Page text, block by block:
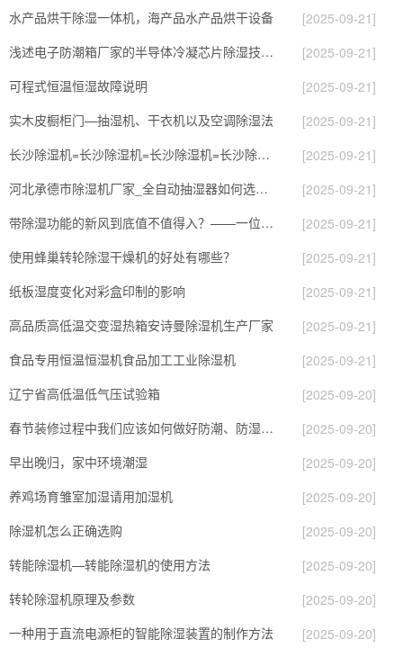
水产品烘干除湿一体机，海产品水产品烘干设备
[2025-09-21]
浅述电子防潮箱厂家的半导体冷凝芯片除湿技术优缺点
[2025-09-21]
可程式恒温恒湿故障说明
[2025-09-21]
实木皮橱柜门—抽湿机、干衣机以及空调除湿法
[2025-09-21]
长沙除湿机=长沙除湿机=长沙除湿机=长沙除湿机价格
[2025-09-21]
河北承德市除湿机厂家_全自动抽湿器如何选择厂家
[2025-09-21]
带除湿功能的新风到底值不值得入？——一位西安客户的自述
[2025-09-21]
使用蜂巢转轮除湿干燥机的好处有哪些？
[2025-09-21]
纸板湿度变化对彩盒印制的影响
[2025-09-21]
高品质高低温交变湿热箱安诗曼除湿机生产厂家
[2025-09-21]
食品专用恒温恒湿机食品加工工业除湿机
[2025-09-21]
辽宁省高低温低气压试验箱
[2025-09-20]
春节装修过程中我们应该如何做好防潮、防湿？生活中的防潮、防湿方法介绍
[2025-09-20]
早出晚归，家中环境潮湿
[2025-09-20]
养鸡场育雏室加湿请用加湿机
[2025-09-20]
除湿机怎么正确选购
[2025-09-20]
转能除湿机—转能除湿机的使用方法
[2025-09-20]
转轮除湿机原理及参数
[2025-09-20]
一种用于直流电源柜的智能除湿装置的制作方法
[2025-09-20]